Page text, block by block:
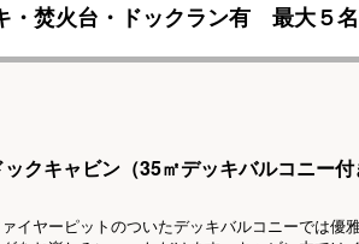
・焚火台・ドックラン有 最大５名
ックキャビン（35㎡デッキバルコニー付
イヤーピットのついたデッキバルコニーでは優